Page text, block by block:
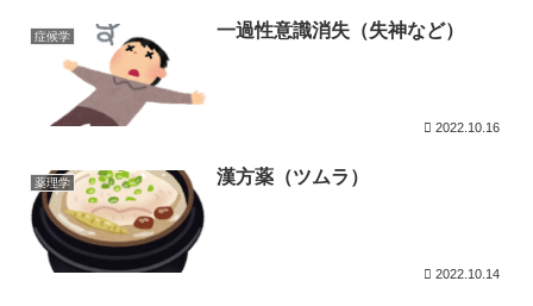
症候学 一過性意識消失（失神など）
2022.10.16
薬理学 漢方薬（ツムラ）
2022.10.14